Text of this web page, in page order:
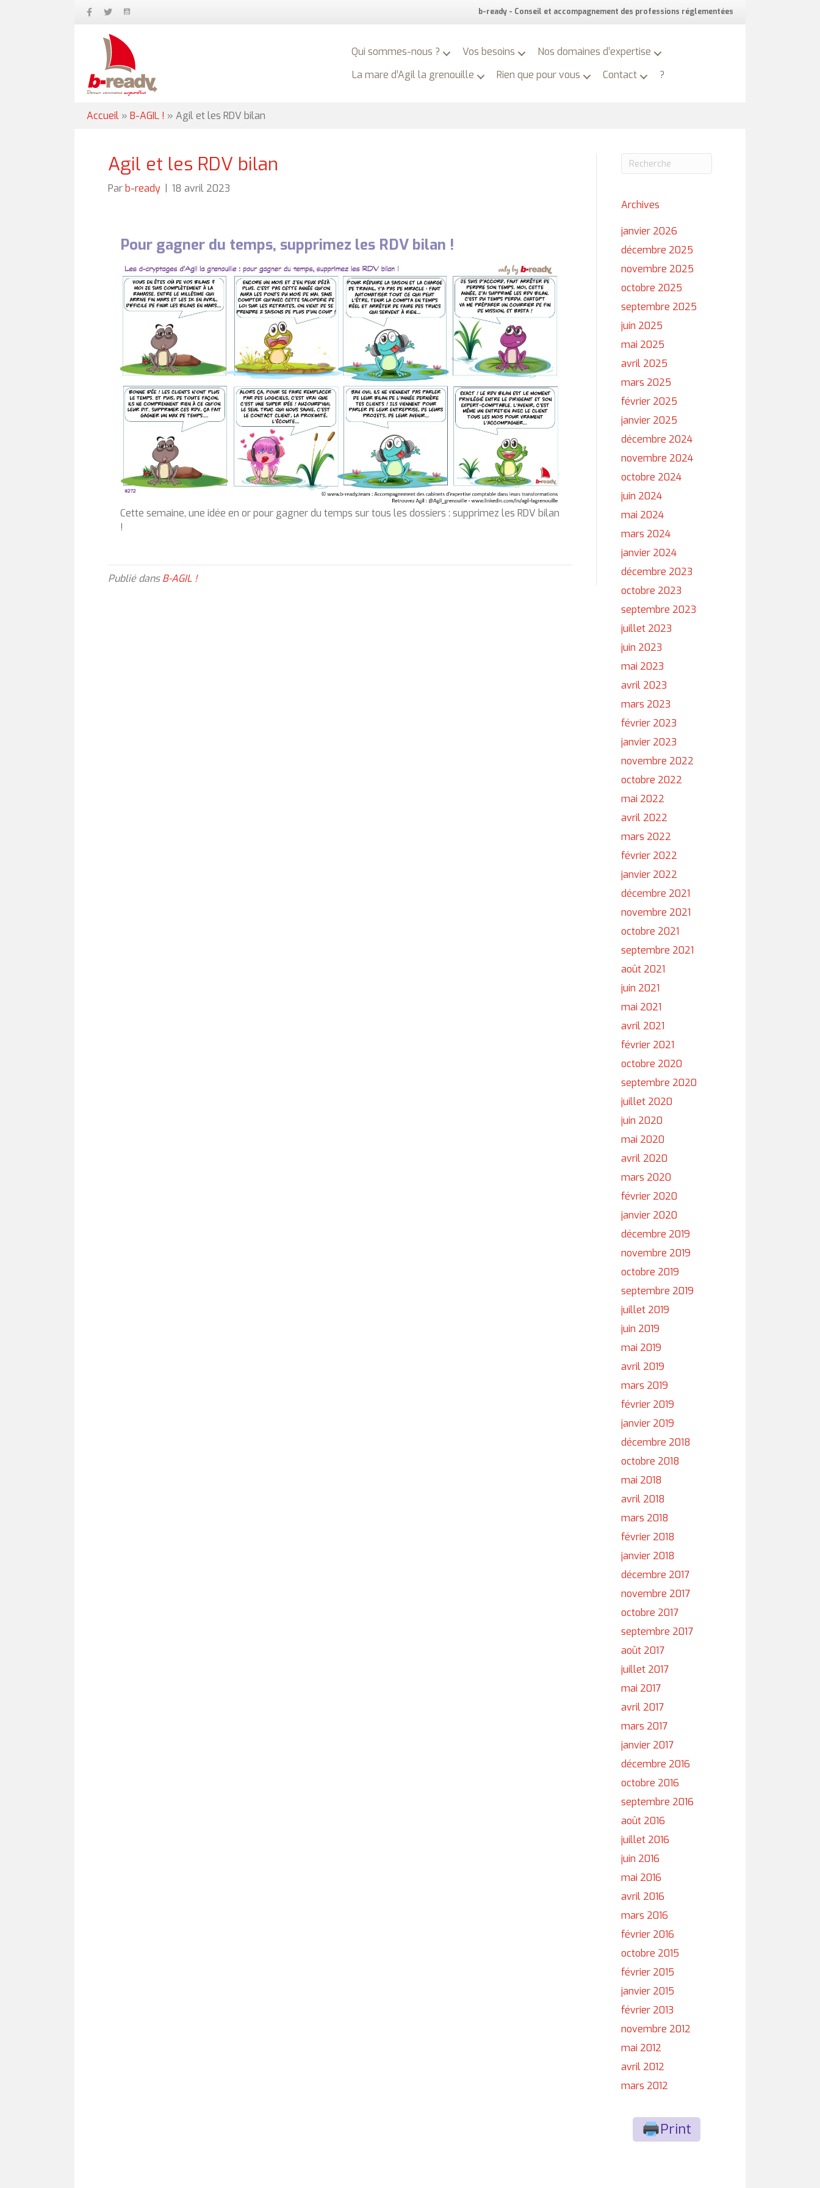
b-ready - Conseil et accompagnement des professions réglementées
Qui sommes-nous ? Vos besoins
Nos domaines d’expertise
La mare d’Agil la grenouille
Rien que pour vous Contact ?
Accueil » B-AGIL ! » Agil et les RDV bilan
Agil et les RDV bilan
Par b-ready 18 avril 2023
Pour gagner du temps, supprimez les RDV bilan !
Cette semaine, une idée en or pour gagner du temps sur tous les dossiers : supprimez les RDV bilan
!
Publié dansB-AGIL !
Archives
janvier 2026
décembre 2025
novembre 2025
octobre 2025
septembre 2025
juin 2025
mai 2025
avril 2025
mars 2025
février 2025
janvier 2025
décembre 2024
novembre 2024
octobre 2024
juin 2024
mai 2024
mars 2024
janvier 2024
décembre 2023
octobre 2023
septembre 2023
juillet 2023
juin 2023
mai 2023
avril 2023
mars 2023
février 2023
janvier 2023
novembre 2022
octobre 2022
mai 2022
avril 2022
mars 2022
février 2022
janvier 2022
décembre 2021
novembre 2021
octobre 2021
septembre 2021
août 2021
juin 2021
mai 2021
avril 2021
février 2021
octobre 2020
septembre 2020
juillet 2020
juin 2020
mai 2020
avril 2020
mars 2020
février 2020
janvier 2020
décembre 2019
novembre 2019
octobre 2019
septembre 2019
juillet 2019
juin 2019
mai 2019
avril 2019
mars 2019
février 2019
janvier 2019
décembre 2018
octobre 2018
mai 2018
avril 2018
mars 2018
février 2018
janvier 2018
décembre 2017
novembre 2017
octobre 2017
septembre 2017
août 2017
juillet 2017
mai 2017
avril 2017
mars 2017
janvier 2017
décembre 2016
octobre 2016
septembre 2016
août 2016
juillet 2016
juin 2016
mai 2016
avril 2016
mars 2016
février 2016
octobre 2015
février 2015
janvier 2015
février 2013
novembre 2012
mai 2012
avril 2012
mars 2012
Print